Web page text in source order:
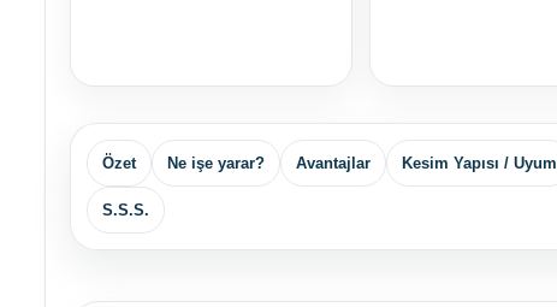
Özet Ne işe yarar? Avantajlar Kesim Yapısı / Uyum
S.S.S.